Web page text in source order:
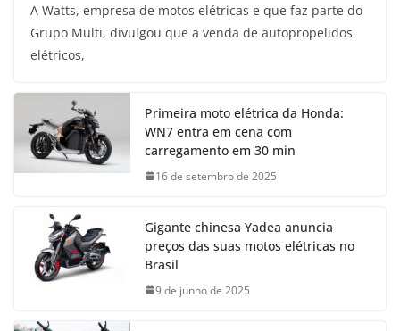
A Watts, empresa de motos elétricas e que faz parte do
Grupo Multi, divulgou que a venda de autopropelidos
elétricos,
Primeira moto elétrica da Honda:
WN7 entra em cena com
carregamento em 30 min
16 de setembro de 2025
Gigante chinesa Yadea anuncia
preços das suas motos elétricas no
Brasil
9 de junho de 2025